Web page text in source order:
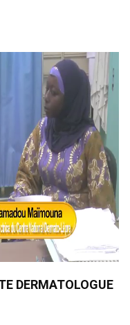
DERMATOLOGUE